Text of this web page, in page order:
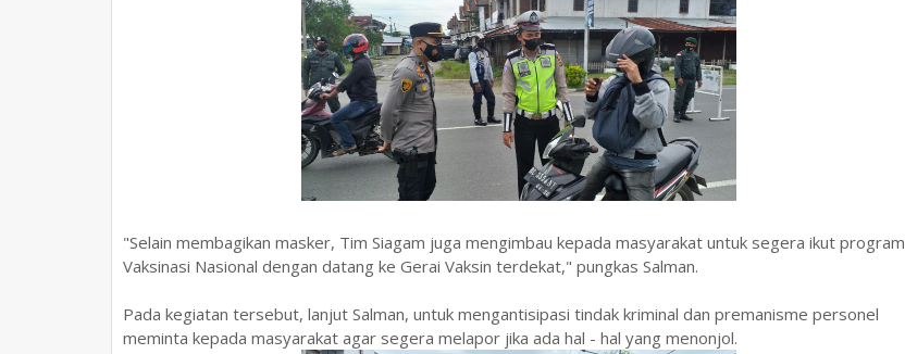
"Selain membagikan masker, Tim Siagam juga mengimbau kepada masyarakat untuk segera ikut program
Vaksinasi Nasional dengan datang ke Gerai Vaksin terdekat," pungkas Salman.
Pada kegiatan tersebut, lanjut Salman, untuk mengantisipasi tindak kriminal dan premanisme personel
meminta kepada masyarakat agar segera melapor jika ada hal - hal yang menonjol.